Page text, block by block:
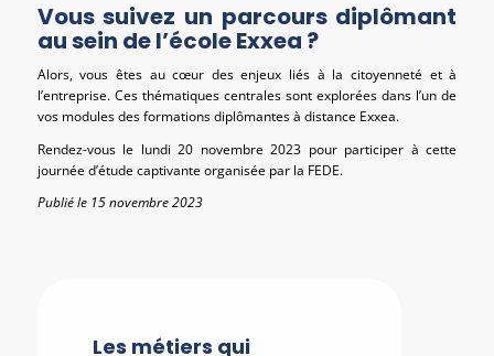
Vous suivez un parcours diplômant
au sein de l’école Exxea ?
Alors, vous êtes au cœur des enjeux liés à la citoyenneté et à
l’entreprise. Ces thématiques centrales sont explorées dans l’un de
vos modules des formations diplômantes à distance Exxea.
Rendez-vous le lundi 20 novembre 2023 pour participer à cette
journée d’étude captivante organisée par la FEDE.
Publié le 15 novembre 2023
Les métiers qui